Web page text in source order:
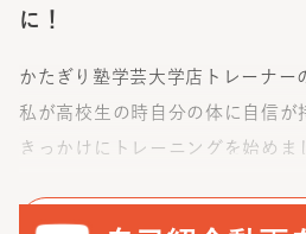
に！
かたぎり塾学芸大学店トレーナー
私が高校生の時自分の体に自信が
きっかけにトレーニングを始めま
れたのはそれが楽しいと感じられ
詳しく見る